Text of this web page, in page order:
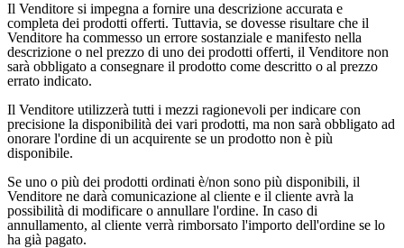
Il Venditore si impegna a fornire una descrizione accurata e
completa dei prodotti offerti. Tuttavia, se dovesse risultare che il
Venditore ha commesso un errore sostanziale e manifesto nella
descrizione o nel prezzo di uno dei prodotti offerti, il Venditore non
sarà obbligato a consegnare il prodotto come descritto o al prezzo
errato indicato.
Il Venditore utilizzerà tutti i mezzi ragionevoli per indicare con
precisione la disponibilità dei vari prodotti, ma non sarà obbligato ad
onorare l'ordine di un acquirente se un prodotto non è più
disponibile.
Se uno o più dei prodotti ordinati è/non sono più disponibili, il
Venditore ne darà comunicazione al cliente e il cliente avrà la
possibilità di modificare o annullare l'ordine. In caso di
annullamento, al cliente verrà rimborsato l'importo dell'ordine se lo
ha già pagato.